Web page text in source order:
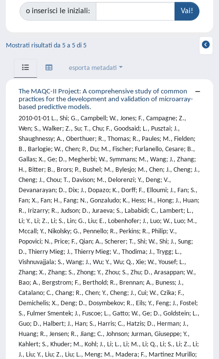
o inserisci le iniziali:
Mostrati risultati da 5 a 5 di 5
esporta metadati
The MAQC-II Project: A comprehensive study of common
practices for the development and validation of microarray-
based predictive models.
2010-01-01 L., Shi; G., Campbell; W., Jones; F., Campagne; Z.,
Wen; S., Walker; Z., Su; T., Chu; F., Goodsaid; L., Pusztai; J.,
Shaughnessy; A., Oberthuer; R., Thomas; R., Paules; M., Fielden;
B., Barlogie; W., Chen; P., Du; M., Fischer; Furlanello, Cesare; B.,
Gallas; X., Ge; D., Megherbi; W., Symmans; M., Wang; J., Zhang;
H., Bitter; B., Brors; P., Bushel; M., Bylesjo; M., Chen; J., Cheng; J.,
Cheng; J., Chou; T., Davison; M., Delorenzi; Y., Deng; V.,
Devanarayan; D., Dix; J., Dopazo; K., Dorff; F., Elloumi; J., Fan; S.,
Fan; X., Fan; H., Fang; N., Gonzaludo; K., Hess; H., Hong; J., Huan;
R., Irizarry; R., Judson; D., Juraeva; S., Lababidi; C., Lambert; L.,
Li; Y., Li; Z., Li; S., Lin; G., Liu; E., Lobenhofer; J., Luo; W., Luo; M.,
Mccall; Y., Nikolsky; G., Pennello; R., Perkins; R., Philip; V.,
Popovici; N., Price; F., Qian; A., Scherer; T., Shi; W., Shi; J., Sung;
D., Thierry Mieg; J., Thierry Mieg; V., Thodima; J., Trygg; L.,
Vishnuvajjala; S., Wang; J., Wu; Y., Wu; Q., Xie; W., Yousef; L.,
Zhang; X., Zhang; S., Zhong; Y., Zhou; S., Zhu; D., Arasappan; W.,
Bao; A., Bergstrom; F., Berthold; R., Brennan; A., Buness; J.,
Catalano; C., Chang; R., Chen; Y., Cheng; J., Cui; W., Czika; F.,
Demichelis; X., Deng; D., Dosymbekov; R., Eils; Y., Feng; J., Fostel;
S., Fulmer Smentek; J., Fuscoe; L., Gatto; W., Ge; D., Goldstein; L.,
Guo; D., Halbert; J., Han; S., Harris; C., Hatzis; D., Herman; J.,
Huang; R., Jensen; R., Jiang; C., Johnson; Jurman, Giuseppe; Y.,
Kahlert; S., Khuder; M., Kohl; J., Li; L., Li; M., Li; Q., Li; S., Li; Z., Li;
J., Liu; Y., Liu; Z., Liu; L., Meng; M., Madera; F., Martinez Murillo;